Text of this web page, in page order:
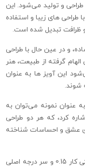
و تولید می‌شود. این
کرده و با طراحی‌ های زیبا و استفاده
و ظرافت تبدیل شده است.
و در عین حال با طراحی‌
گرفته از طبیعت، هنر
این آویز ها به عنوان
شوند.
عنوان نمونه می‌توان به
کرد، که هر دو طراحی
عشق و احساسات شناخته
کار بدون ساپورت نیز قابل ارائه است. لواشکی کار 0.15 و سر درجه اصلی